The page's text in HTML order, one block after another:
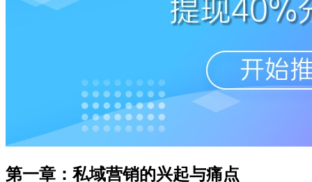
第一章：私域营销的兴起与痛点